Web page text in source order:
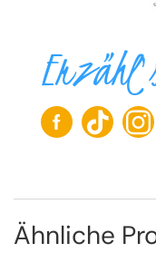
Ähnliche